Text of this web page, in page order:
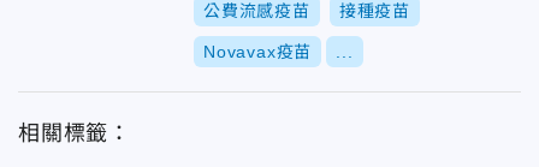
公費流感疫苗 接種疫苗
Novavax疫苗
相關標籤：